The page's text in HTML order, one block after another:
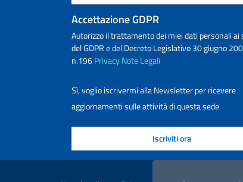
Accettazione GDPR
Autorizzo il trattamento dei miei dati personali ai
del GDPR e del Decreto Legislativo 30 giugno
n.196PrivacyNote Legali
Sì, voglio iscrivermi alla Newsletter per ricevere
aggiornamenti sulle attività di questa sede